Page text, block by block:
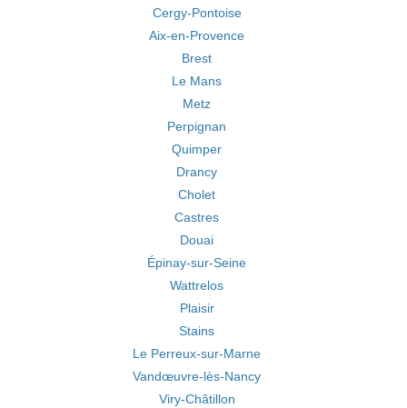
Cergy-Pontoise
Aix-en-Provence
Brest
Le Mans
Metz
Perpignan
Quimper
Drancy
Cholet
Castres
Douai
Épinay-sur-Seine
Wattrelos
Plaisir
Stains
Le Perreux-sur-Marne
Vandœuvre-lès-Nancy
Viry-Châtillon